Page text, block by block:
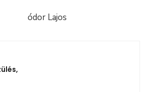
ódor Lajos